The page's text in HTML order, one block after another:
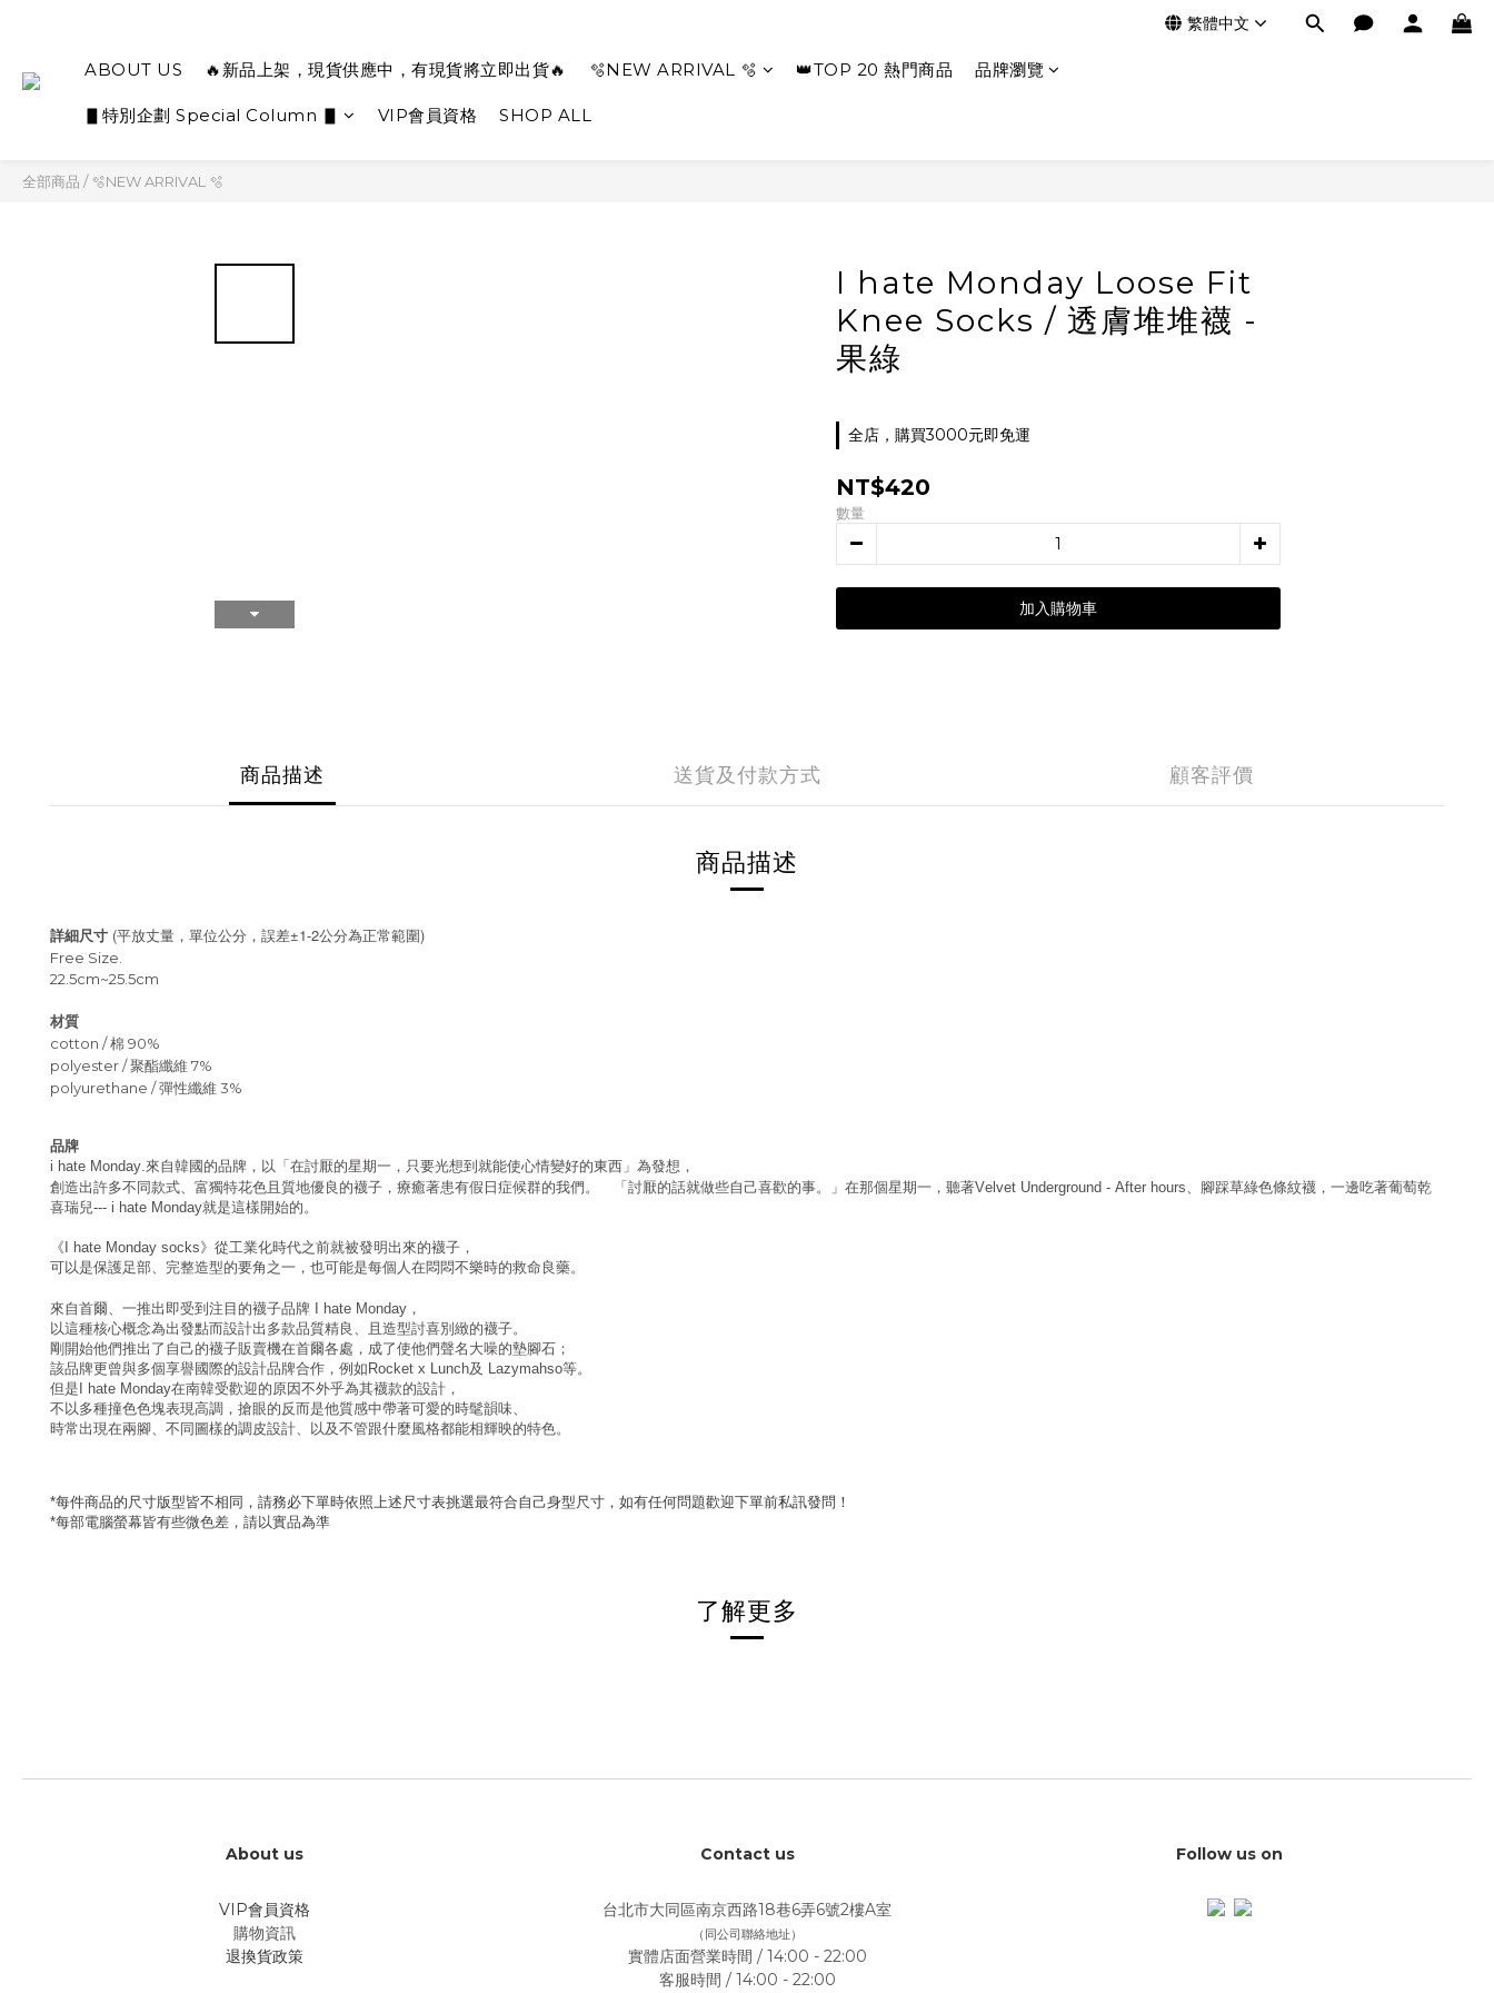
繁體中文
ABOUT US 🔥新品上架，現貨供應中，有現貨將立即出貨🔥 🫧NEW ARRIVAL 🫧 👑TOP 20 熱門商品 品牌瀏覽
▋特別企劃 Special Column ▋ VIP會員資格 SHOP ALL
全部商品 /🫧NEW ARRIVAL 🫧
I hate Monday Loose Fit
Knee Socks / 透膚堆堆襪 -
果綠
全店，購買3000元即免運
NT$420
數量
加入購物車
商品描述 送貨及付款方式 顧客評價
商品描述
詳細尺寸 (平放丈量，單位公分，誤差±1-2公分為正常範圍)
Free Size.
22.5cm~25.5cm
材質
cotton / 棉 90%
polyester / 聚酯纖維 7%
polyurethane / 彈性纖維 3%
品牌
i hate Monday.來自韓國的品牌，以「在討厭的星期一，只要光想到就能使心情變好的東西」為發想，
創造出許多不同款式、富獨特花色且質地優良的襪子，療癒著患有假日症候群的我們。 「討厭的話就做些自己喜歡的事。」在那個星期一，聽著Velvet Underground - After hours 、腳踩草綠色條紋襪，一邊吃著葡萄乾
喜瑞兒--- i hate Monday就是這樣開始的。
《 I hate Monday socks》從工業化時代之前就被發明出來的襪子，
可以是保護足部、完整造型的要角之一，也可能是每個人在悶悶不樂時的救命良藥。
來自首爾、一推出即受到注目的襪子品牌 I hate Monday ，
以這種核心概念為出發點而設計出多款品質精良、且造型討喜別緻的襪子。
剛開始他們推出了自己的襪子販賣機在首爾各處，成了使他們聲名大噪的墊腳石；
該品牌更曾與多個享譽國際的設計品牌合作，例如 Rocket x Lunch及 Lazymahso等。
但是 I hate Monday在南韓受歡迎的原因不外乎為其襪款的設計，
不以多種撞色色塊表現高調，搶眼的反而是他質感中帶著可愛的時髦韻味、
時常出現在兩腳、不同圖樣的調皮設計、以及不管跟什麼風格都能相輝映的特色。
*每件商品的尺寸版型皆不相同，請務必下單時依照上述尺寸表挑選最符合自己身型尺寸，如有任何問題歡迎下單前私訊發問！
*每部電腦螢幕皆有些微色差，請以實品為準
了解更多
About us
VIP會員資格
購物資訊
退換貨政策
Contact us
台北市大同區南京西路18巷6弄6號2樓A室
（同公司聯絡地址）
實體店面營業時間 / 14:00 - 22:00
客服時間 / 14:00 - 22:00
Follow us on